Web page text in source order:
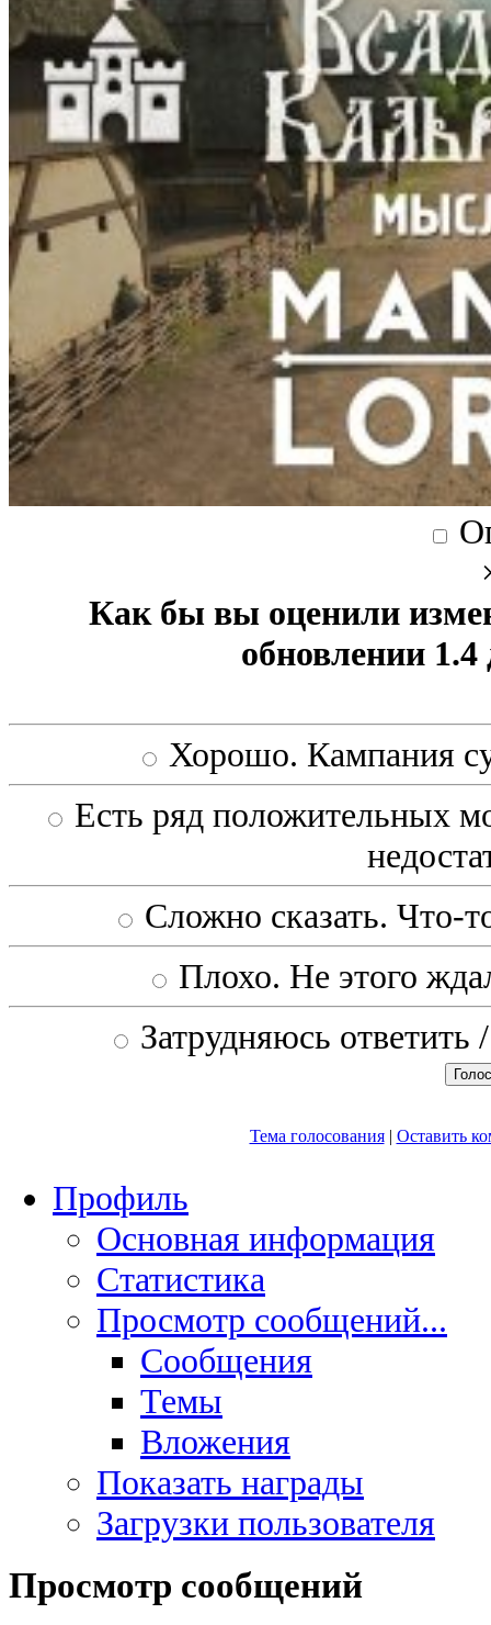
Как бы вы оценили
обновлении
Хорошо. Кампания
Есть ряд положительных
Сложно сказать. Что-
Плохо. Не этого
Затрудняюсь
Тема голосования| Оставить
Профиль
Основная информация
Статистика
Просмотр сообщений...
Сообщения
Темы
Вложения
Показать награды
Загрузки пользователя
Просмотр сообщений